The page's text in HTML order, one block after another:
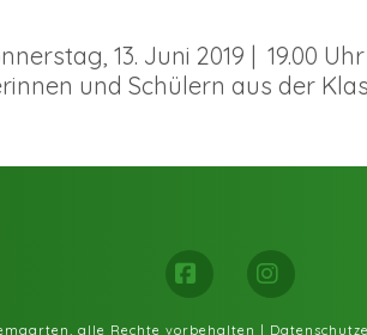
13. Juni 2019 | 19.00
und Schülern aus der
Facebook
alle Rechte vorbehalten |